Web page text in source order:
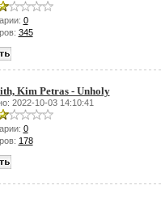
0
345
Kim Petras - Unholy
2022-10-03 14:10:41
0
178